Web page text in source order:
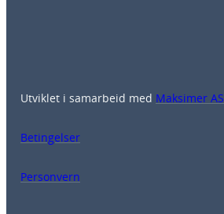
Utviklet i samarbeid med Maksimer AS
Betingelser
Personvern